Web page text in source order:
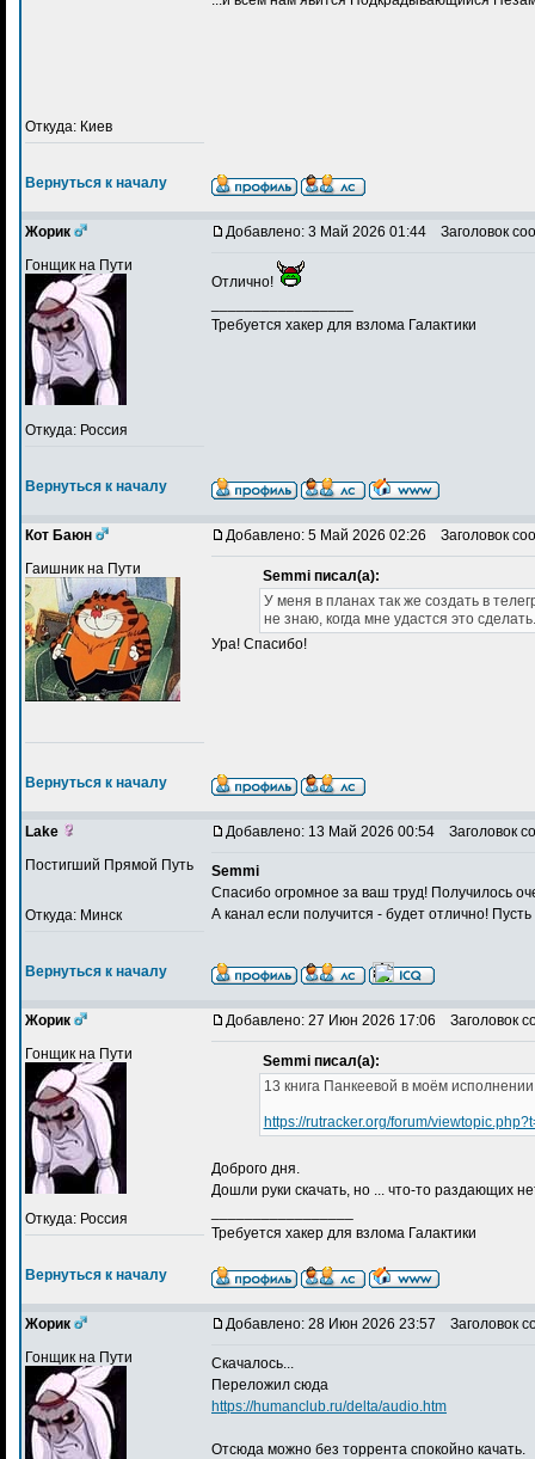
Откуда: Киев
Вернуться к началу
Жорик
Гонщик на Пути
Откуда: Россия
Добавлено: 3 Май 2026 01:44 Заголовок
Отлично!
Требуется хакер для взлома Галактики
Вернуться к началу
Кот Баюн
Гаишник на Пути
Добавлено: 5 Май 2026 02:26 Заголовок
Semmi писал(а):
У меня в планах так же создать в
не знаю, когда мне удастся это
Ура! Спасибо!
Вернуться к началу
Lake
Постигший Прямой Путь
Откуда: Минск
Добавлено: 13 Май 2026 00:54 Заголовок
Semmi
Спасибо огромное за ваш труд! Получилось
А канал если получится - будет отлично!
Вернуться к началу
Жорик
Гонщик на Пути
Откуда: Россия
Добавлено: 27 Июн 2026 17:06 Заголовок
Semmi писал(а):
13 книга Панкеевой в моём
https://rutracker.org/forum/
Доброго дня.
Дошли руки скачать, но ... что-то раздающих
Требуется хакер для взлома Галактики
Вернуться к началу
Жорик
Гонщик на Пути
Добавлено: 28 Июн 2026 23:57 Заголовок
Скачалось...
Переложил сюда
https://humanclub.ru/delta/audio.htm
Отсюда можно без торрента спокойно качать.